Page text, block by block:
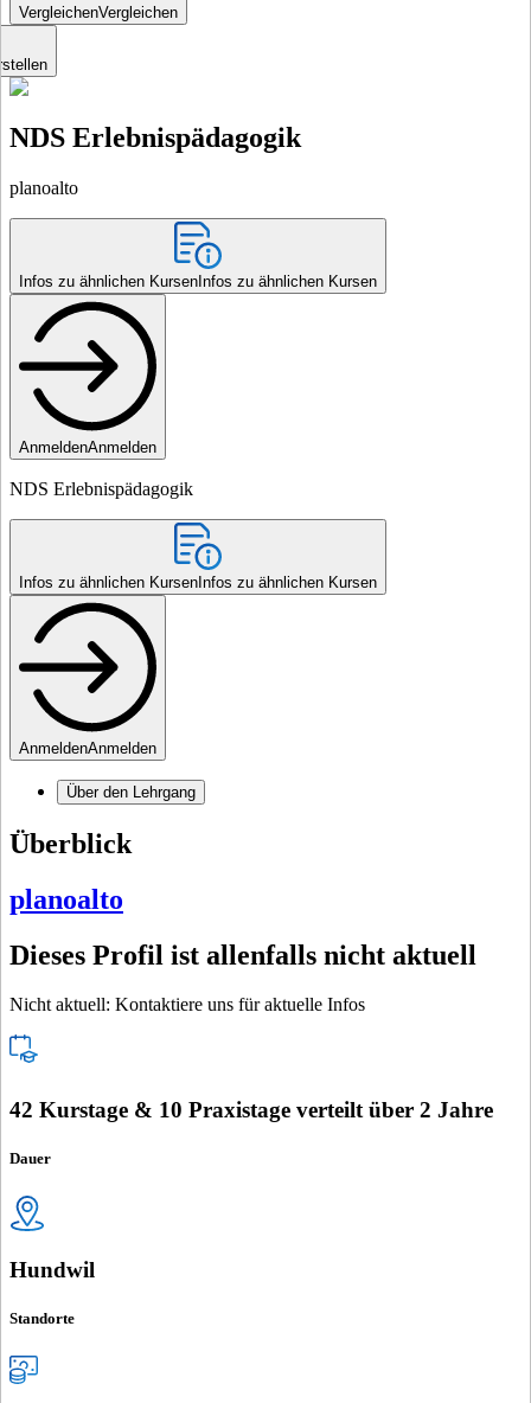
VergleichenVergleichen
NDS Erlebnispädagogik
planoalto
Infos zu ähnlichen Kursen Infos zu ähnlichen Kursen
AnmeldenAnmelden
NDS Erlebnispädagogik
Infos zu ähnlichen Kursen Infos zu ähnlichen Kursen
AnmeldenAnmelden
Über den Lehrgang
Überblick
planoalto
Dieses Profil ist allenfalls nicht aktuell
Nicht aktuell: Kontaktiere uns für aktuelle Infos
42 Kurstage & 10 Praxistage verteilt über 2 Jahre
Dauer
Hundwil
Standorte